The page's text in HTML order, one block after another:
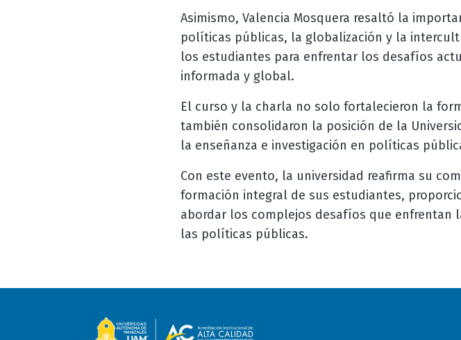
Asimismo, Valencia Mosquera resaltó la
políticas públicas, la globalización y la
los estudiantes para enfrentar los desafíos
informada y global.
El curso y la charla no solo fortalecieron la
también consolidaron la posición de la
la enseñanza e investigación en políticas
Con este evento, la universidad reafirma su
formación integral de sus estudiantes,
abordar los complejos desafíos que enfrentan
las políticas públicas.